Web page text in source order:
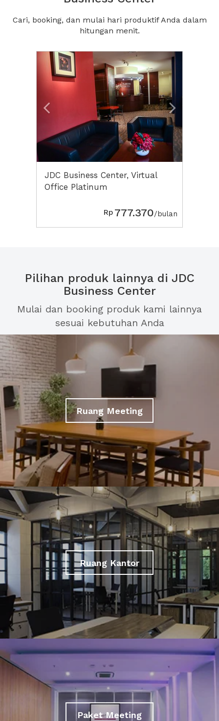
Cari, booking, dan mulai hari produktif Anda dalam
hitungan menit.
Previous Next2
JDC Business Center, Virtual
Office Platinum
Rp 777.370/bulan
Pilihan produk lainnya di JDC
Business Center
Mulai dan booking produk kami lainnya
sesuai kebutuhan Anda
Ruang Meeting
Ruang Kantor
Paket Meeting